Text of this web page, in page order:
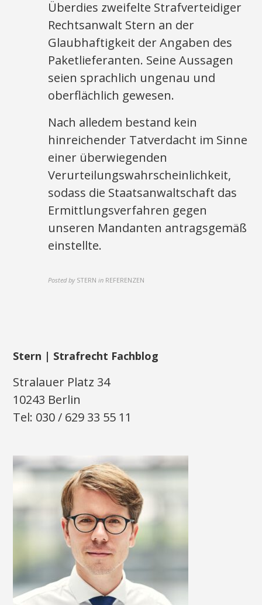
Überdies zweifelte Strafverteidiger
Rechtsanwalt Stern an der
Glaubhaftigkeit der Angaben des
Paketlieferanten. Seine Aussagen
seien sprachlich ungenau und
oberflächlich gewesen.
Nach alledem bestand kein
hinreichender Tatverdacht im Sinne
einer überwiegenden
Verurteilungswahrscheinlichkeit,
sodass die Staatsanwaltschaft das
Ermittlungsverfahren gegen
unseren Mandanten antragsgemäß
einstellte.
Posted by STERN in REFERENZEN
Stern | Strafrecht Fachblog
Stralauer Platz 34
10243 Berlin
Tel: 030 / 629 33 55 11